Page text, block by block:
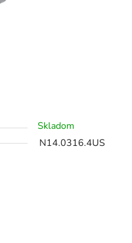
Skladom
N14.0316.4US